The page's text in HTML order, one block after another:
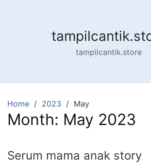
tampilcantik.store
Home 2023 May
Month: May 2023
Serum mama anak story